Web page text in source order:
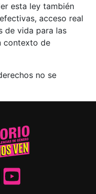
esta ley también
acceso real
de vida para las
contexto de
no se